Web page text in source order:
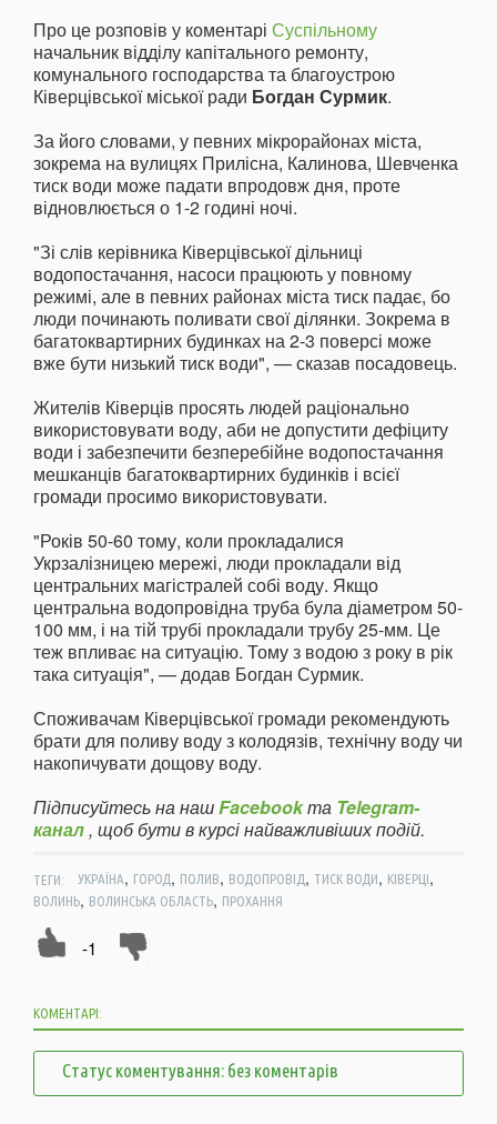
Про це розповів у коментарі Суспільному
начальник відділу капітального ремонту,
комунального господарства та благоустрою
Ківерцівської міської ради Богдан Сурмик.
За його словами, у певних мікрорайонах міста,
зокрема на вулицях Прилісна, Калинова, Шевченка
тиск води може падати впродовж дня, проте
відновлюється о 1-2 годині ночі.
"Зі слів керівника Ківерцівської дільниці
водопостачання, насоси працюють у повному
режимі, але в певних районах міста тиск падає, бо
люди починають поливати свої ділянки. Зокрема в
багатоквартирних будинках на 2-3 поверсі може
вже бути низький тиск води", — сказав посадовець.
Жителів Ківерців просять людей раціонально
використовувати воду, аби не допустити дефіциту
води і забезпечити безперебійне водопостачання
мешканців багатоквартирних будинків і всієї
громади просимо використовувати.
"Років 50-60 тому, коли прокладалися
Укрзалізницею мережі, люди прокладали від
центральних магістралей собі воду. Якщо
центральна водопровідна труба була діаметром 50-
100 мм, і на тій трубі прокладали трубу 25-мм. Це
теж впливає на ситуацію. Тому з водою з року в рік
така ситуація", — додав Богдан Сурмик.
Споживачам Ківерцівської громади рекомендують
брати для поливу воду з колодязів, технічну воду чи
накопичувати дощову воду.
Підписуйтесь на нашFacebookта Telegram-
канал, щоб бути в курсі найважливіших подій.
ТЕГИ: УКРАЇНА, ГОРОД, ПОЛИВ, ВОДОПРОВІД, ТИСК ВОДИ, КІВЕРЦІ,
ВОЛИНЬ, ВОЛИНСЬКА ОБЛАСТЬ, ПРОХАННЯ
-1
КОМЕНТАРІ:
Статус коментування: без коментарів